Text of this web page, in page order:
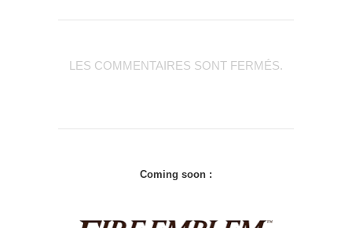
LES COMMENTAIRES SONT FERMÉS.
Coming soon :